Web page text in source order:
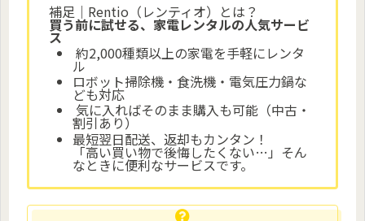
補足｜Rentio（レンティオ）とは？
買う前に試せる、家電レンタルの人気サービ
ス
約2,000種類以上の家電を手軽にレンタ
ル
ロボット掃除機・食洗機・電気圧力鍋な
ども対応
気に入ればそのまま購入も可能（中古・
割引あり）
最短翌日配送、返却もカンタン！
「高い買い物で後悔したくない…」そん
なときに便利なサービスです。